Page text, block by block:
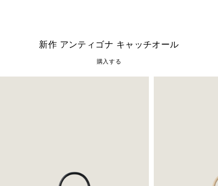
新作 アンティゴナ キャッチオール
購入する